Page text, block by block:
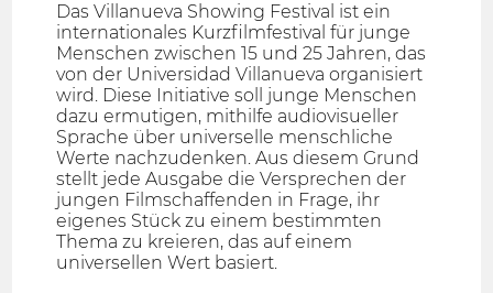
Das Villanueva Showing Festival ist ein
internationales Kurzfilmfestival für junge
Menschen zwischen 15 und 25 Jahren, das
von der Universidad Villanueva organisiert
wird. Diese Initiative soll junge Menschen
dazu ermutigen, mithilfe audiovisueller
Sprache über universelle menschliche
Werte nachzudenken. Aus diesem Grund
stellt jede Ausgabe die Versprechen der
jungen Filmschaffenden in Frage, ihr
eigenes Stück zu einem bestimmten
Thema zu kreieren, das auf einem
universellen Wert basiert.